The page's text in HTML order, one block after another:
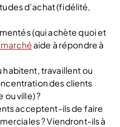
d’achat (fidélité,
(qui achète quoi et
aide à répondre à
habitent, travaillent ou
des clients
ou ville) ?
acceptent-ils de faire
? Viendront-ils à